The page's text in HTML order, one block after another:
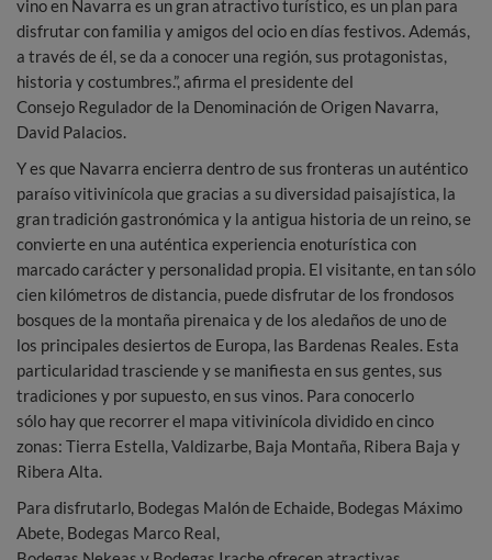
vino en Navarra es un gran atractivo turístico, es un plan para
disfrutar con familia y amigos del ocio en días festivos. Además,
a través de él, se da a conocer una región, sus protagonistas,
historia y costumbres.”, afirma el presidente del
Consejo Regulador de la Denominación de Origen Navarra,
David Palacios.
Y es que Navarra encierra dentro de sus fronteras un auténtico
paraíso vitivinícola que gracias a su diversidad paisajística, la
gran tradición gastronómica y la antigua historia de un reino, se
convierte en una auténtica experiencia enoturística con
marcado carácter y personalidad propia. El visitante, en tan sólo
cien kilómetros de distancia, puede disfrutar de los frondosos
bosques de la montaña pirenaica y de los aledaños de uno de
los principales desiertos de Europa, las Bardenas Reales. Esta
particularidad trasciende y se manifiesta en sus gentes, sus
tradiciones y por supuesto, en sus vinos. Para conocerlo
sólo hay que recorrer el mapa vitivinícola dividido en cinco
zonas: Tierra Estella, Valdizarbe, Baja Montaña, Ribera Baja y
Ribera Alta.
Para disfrutarlo, Bodegas Malón de Echaide, Bodegas Máximo
Abete, Bodegas Marco Real,